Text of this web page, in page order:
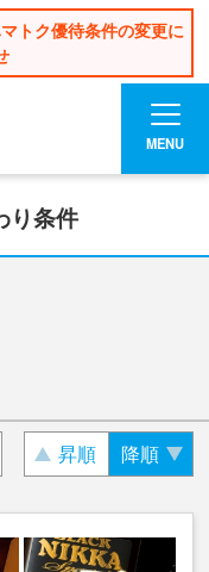
トク優待条件の変更に
MENU
り条件
昇順 降順